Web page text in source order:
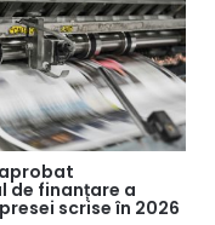
de finanțare a
scrise în 2026